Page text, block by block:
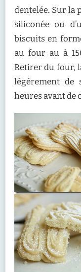
dentelée. Sur la
siliconée ou
biscuits en
au four au à
Retirer du four,
légèrement de
heures avant de